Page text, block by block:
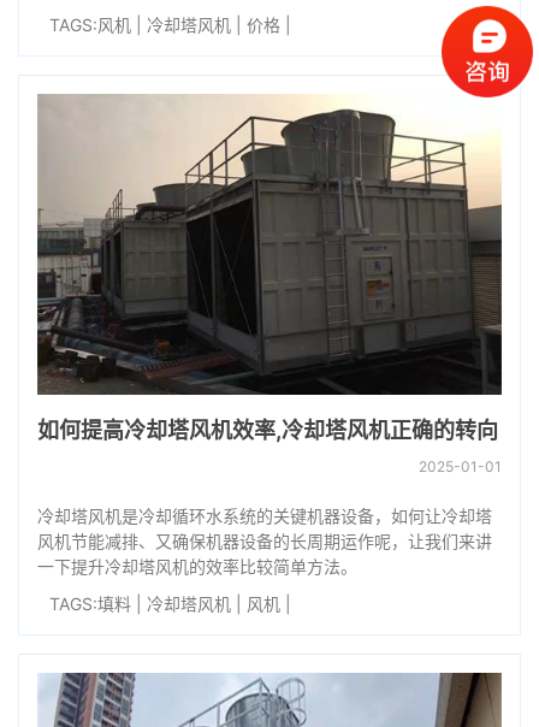
TAGS:风机 冷却塔风机 价格
如何提高冷却塔风机效率,冷却塔风机正确的转向
2025-01-01
冷却塔风机是冷却循环水系统的关键机器设备，如何让冷却塔
风机节能减排、又确保机器设备的长周期运作呢，让我们来讲
一下提升冷却塔风机的效率比较简单方法。
TAGS:填料 冷却塔风机 风机